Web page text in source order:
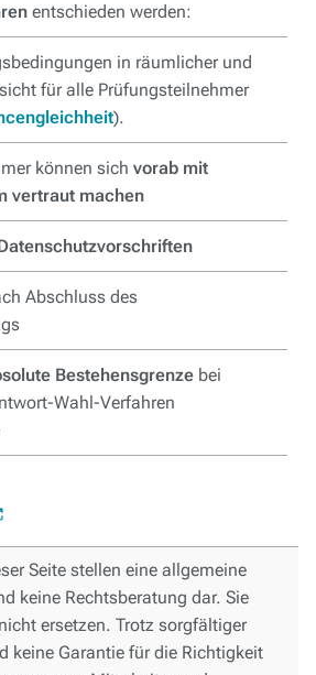
entschieden werden:
in räumlicher und
für alle Prüfungsteilnehmer
).
können sich vorab mit
vertraut machen
Abschluss des
Bestehensgrenze bei
Wahl-Verfahren
Seite stellen eine allgemeine
keine Rechtsberatung dar. Sie
ersetzen. Trotz sorgfältiger
keine Garantie für die Richtigkeit